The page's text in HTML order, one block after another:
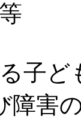
子
障害